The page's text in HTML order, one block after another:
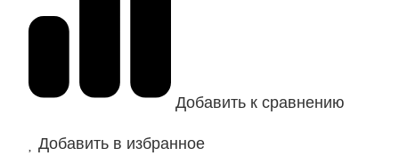
Добавить к сравнению
Добавить в избранное